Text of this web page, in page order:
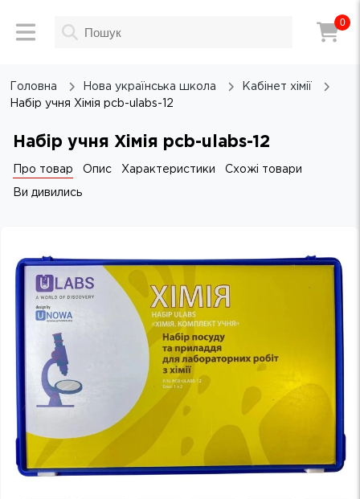
0
Головна Нова українська школа
Кабінет хімії
Набір учня Хімія pcb-ulabs-12
Набір учня Хімія pcb-ulabs-12
Про товар Опис Характеристики Схожі товари
Ви дивились